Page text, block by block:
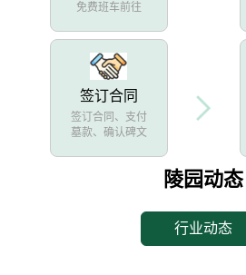
免费班车前往
签订合同
签订合同、支付
墓款、确认碑文
陵园动态
行业动态